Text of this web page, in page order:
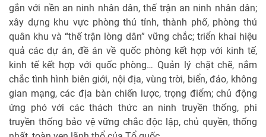
gắn với nền an ninh nhân dân, thế trận an ninh nhân dân;
xây dựng khu vực phòng thủ tỉnh, thành phố, phòng thủ
quân khu và “thế trận lòng dân” vững chắc; triển khai hiệu
quả các dự án, đề án về quốc phòng kết hợp với kinh tế,
kinh tế kết hợp với quốc phòng… Quản lý chặt chẽ, nắm
chắc tình hình biên giới, nội địa, vùng trời, biển, đảo, không
gian mạng, các địa bàn chiến lược, trọng điểm; chủ động
ứng phó với các thách thức an ninh truyền thống, phi
truyền thống bảo vệ vững chắc độc lập, chủ quyền, thống